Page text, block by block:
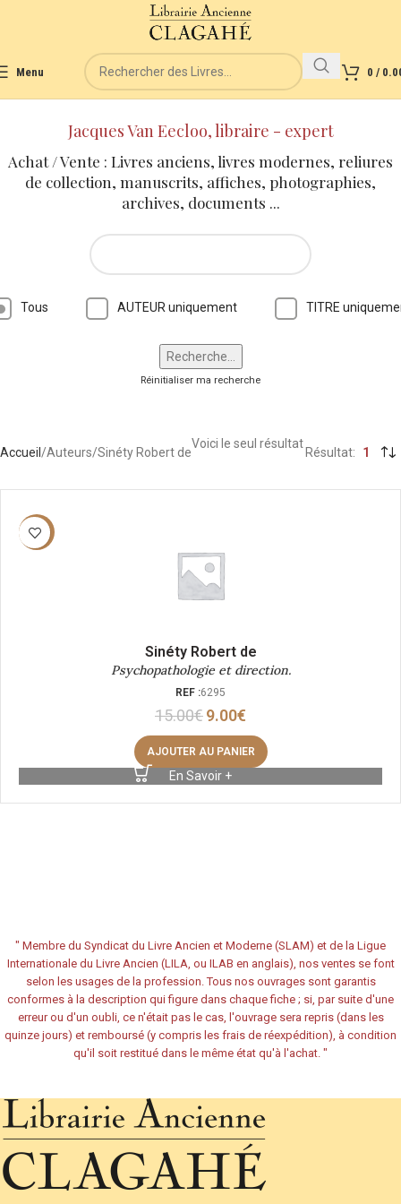
Menu 0 /
Jacques Van Eecloo, libraire - expert
Achat / Vente : Livres anciens, livres modernes, reliures
de collection, manuscrits, affiches, photographies,
archives, documents ...
Tous AUTEUR uniquement TITRE
Réinitialiser ma recherche
Accueil Auteurs Sinéty Robert de
Voici le seul résultat
Résultat 1
-40%
Sinéty Robert de
Psychopathologie et direction.
REF :6295
15.00€9.00€
AJOUTER AU PANIER
En Savoir +
" Membre du Syndicat du Livre Ancien et Moderne (SLAM) et de la Ligue
Internationale du Livre Ancien (LILA, ou ILAB en anglais), nos ventes se font
selon les usages de la profession. Tous nos ouvrages sont garantis
conformes à la description qui figure dans chaque fiche ; si, par suite d'une
erreur ou d'un oubli, ce n'était pas le cas, l'ouvrage sera repris (dans les
quinze jours) et remboursé (y compris les frais de réexpédition), à condition
qu'il soit restitué dans le même état qu'à l'achat. "